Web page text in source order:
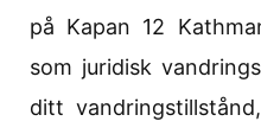
på Kapan 12
som juridisk
ditt